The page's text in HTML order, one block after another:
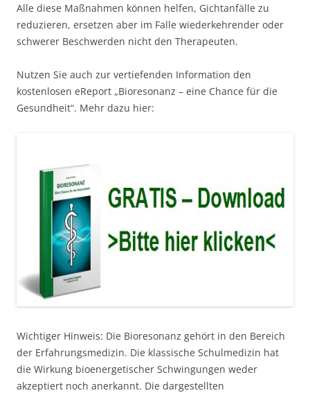
Alle diese Maßnahmen können helfen, Gichtanfälle zu
reduzieren, ersetzen aber im Falle wiederkehrender oder
schwerer Beschwerden nicht den Therapeuten.
Nutzen Sie auch zur vertiefenden Information den
kostenlosen eReport „Bioresonanz – eine Chance für die
Gesundheit“. Mehr dazu hier:
Wichtiger Hinweis: Die Bioresonanz gehört in den Bereich
der Erfahrungsmedizin. Die klassische Schulmedizin hat
die Wirkung bioenergetischer Schwingungen weder
akzeptiert noch anerkannt. Die dargestellten